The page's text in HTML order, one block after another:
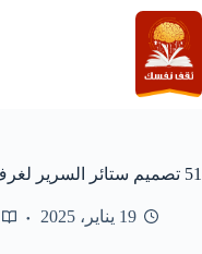
التجاوز
إلى
المحتوى
51 تصميم ستائر السرير لغرف النوم اختار ما يناسبك
19 يناير، 2025